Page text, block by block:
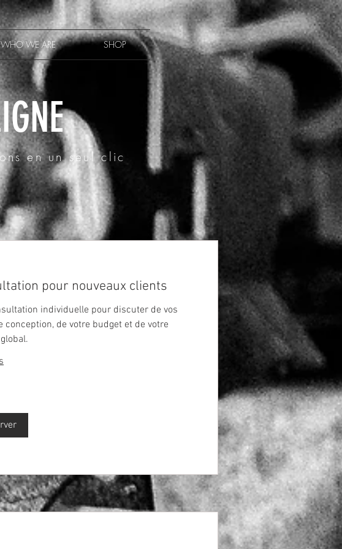
WHO WE ARE SHOP
en un seul clic
pour nouveaux clients
individuelle pour discuter de vos
conception, de votre budget et de votre